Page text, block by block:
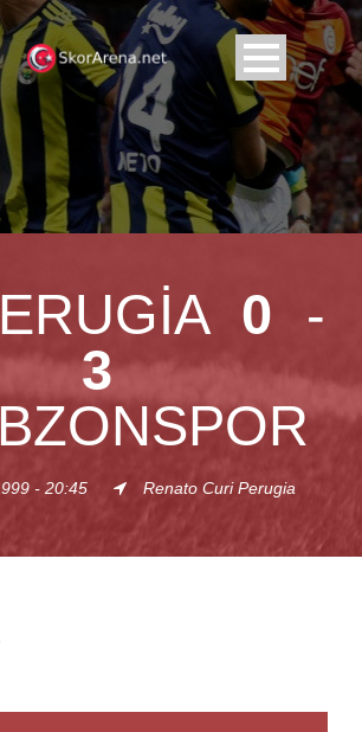
0
-
3
- 20:45 Renato Curi Perugia